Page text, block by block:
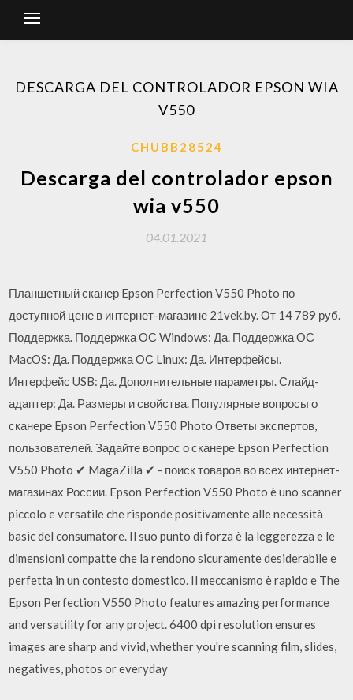
DESCARGA DEL CONTROLADOR EPSON WIA
V550
CHUBB28524
Descarga del controlador epson
wia v550
04.01.2021
Планшетный сканер Epson Perfection V550 Photo по
доступной цене в интернет-магазине 21vek.by. От 14 789 руб.
Поддержка. Поддержка ОС Windows: Да. Поддержка ОС
MacOS: Да. Поддержка ОС Linux: Да. Интерфейсы.
Интерфейс USB: Да. Дополнительные параметры. Слайд-
адаптер: Да. Размеры и свойства. Популярные вопросы о
сканере Epson Perfection V550 Photo Ответы экспертов,
пользователей. Задайте вопрос о сканере Epson Perfection
V550 Photo ✔ MagaZilla ✔ - поиск товаров во всех интернет-
магазинах России. Epson Perfection V550 Photo è uno scanner
piccolo e versatile che risponde positivamente alle necessità
basic del consumatore. Il suo punto di forza è la leggerezza e le
dimensioni compatte che la rendono sicuramente desiderabile e
perfetta in un contesto domestico. Il meccanismo è rapido e The
Epson Perfection V550 Photo features amazing performance
and versatility for any project. 6400 dpi resolution ensures
images are sharp and vivid, whether you're scanning film, slides,
negatives, photos or everyday